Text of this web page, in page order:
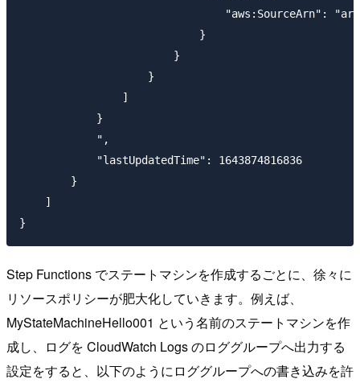
"aws:SourceArn":
                            }
                        }
                    }
                ]
            }
            ",
            "lastUpdatedTime": 1643874816836
        }
    ]
Step Functions でステートマシンを作成するごとに、徐々に
リソースポリシーが肥大化していきます。例えば、
MyStateMachineHello001 という名前のステートマシンを作
成し、ログを CloudWatch Logs のロググループへ出力する
設定をすると、以下のようにロググループへの書き込みを許